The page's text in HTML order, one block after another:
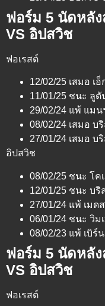
ฟอร์ม 5 นัดหลัง
VS อิปสวิช
ฟอเรสต์
12/02/25 เสมอ เ
11/01/25 ชนะ ลูตั
29/02/24 แพ้ แมน
08/02/24 เสมอ บ
27/01/24 เสมอ บ
อิปสวิช
08/02/25 ชนะ โค
12/01/25 ชนะ บริ
27/01/24 แพ้ เมด
06/01/24 ชนะ วิม
08/02/23 แพ้ เบิร์
ฟอร์ม 5 นัดหลั
VS อิปสวิช
ฟอเรสต์